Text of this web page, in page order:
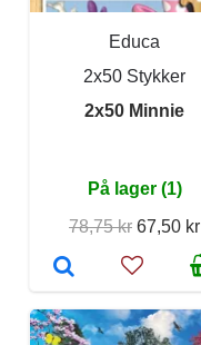
Educa
2x50 Stykker
2x50 Minnie
På lager (1)
78,75 kr 67,50 kr